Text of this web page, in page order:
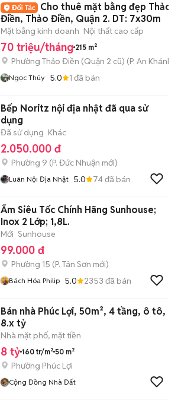
Cho thuê mặt bằng đẹp Thảo
Điền, Thảo Điền, Quận 2. DT: 7x30m
Mặt bằng kinh doanh Nội thất cao cấp
70 triệu/tháng 215 m²
Phường Thảo Điền (Quận 2 cũ) (P. An Khánh
Ngọc Thúy 5.0 1 đã bán
Bếp Noritz nội địa nhật đã qua sử
dụng
Đã sử dụng Khác
2.050.000 đ
Phường 9 (P. Đức Nhuận mới)
Luân Nội Địa Nhật 5.0 74đã bán
Ấm Siêu Tốc Chính Hãng Sunhouse;
Inox 2 Lớp; 1,8L.
Mới Sunhouse
99.000 đ
Phường 15 (P. Tân Sơn mới)
Bách Hóa Philip 5.0 2353 đã bán
Bán nhà Phúc Lợi, 50m², 4 tầng, ô tô,
8.x tỷ
Nhà mặt phố, mặt tiền
8 tỷ 160 tr/m² 50 m²
Phường Phúc Lợi
Cộng Đồng Nhà Đất